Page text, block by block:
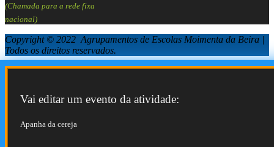
(Chamada para a rede fixa
nacional)
Copyright © 2022 Agrupamentos de Escolas Moimenta da Beira |
Todos os direitos reservados.
Vai editar um evento da atividade:
Apanha da cereja